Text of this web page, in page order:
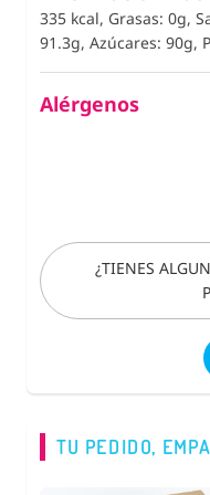
335 kcal, Grasas: 0g,
91.3g, Azúcares: 90g,
Alérgenos
¿TIENES
TU PEDIDO,